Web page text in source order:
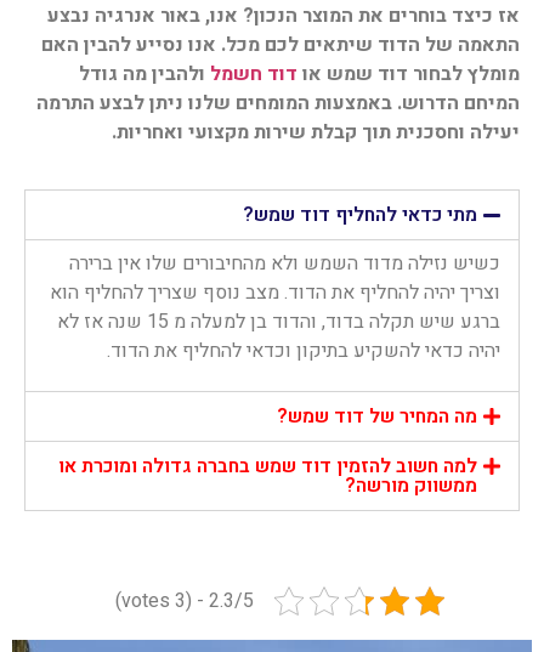
אז כיצד בוחרים את המוצר הנכון? אנו, באור אנרגיה נבצע
התאמה של הדוד שיתאים לכם מכל. אנו נסייע להבין האם
מומלץ לבחור דוד שמש או דוד חשמל ולהבין מה גודל
המיחם הדרוש. באמצעות המומחים שלנו ניתן לבצע התרמה
יעילה וחסכנית תוך קבלת שירות מקצועי ואחריות.
מתי כדאי להחליף דוד שמש?
כשיש נזילה מדוד השמש ולא מהחיבורים שלו אין ברירה
וצריך יהיה להחליף את הדוד. מצב נוסף שצריך להחליף הוא
ברגע שיש תקלה בדוד, והדוד בן למעלה מ 15 שנה אז לא
יהיה כדאי להשקיע בתיקון וכדאי להחליף את הדוד.
מה המחיר של דוד שמש?
למה חשוב להזמין דוד שמש בחברה גדולה ומוכרת או
ממשווק מורשה?
2.3/5 - (3 votes)